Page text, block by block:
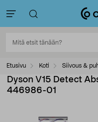
Etusivu Koti Siivous &
Dyson V15 Detect
446986-01